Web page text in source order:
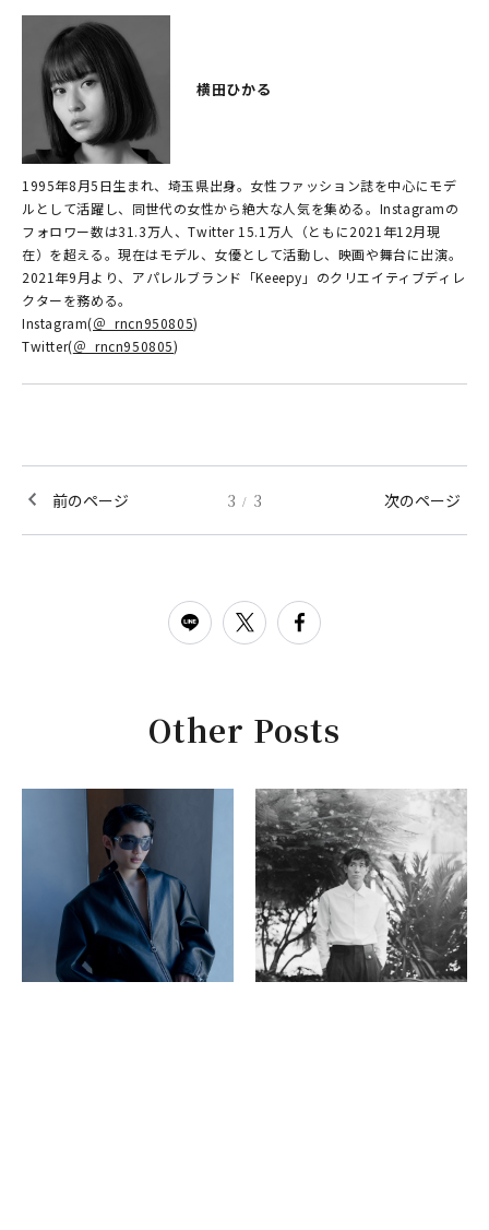
横田ひかる
1995年8月5日生まれ、埼玉県出身。女性ファッション誌を中心にモデ
ルとして活躍し、同世代の女性から絶大な人気を集める。Instagramの
フォロワー数は31.3万人、Twitter 15.1万人（ともに2021年12月現
在）を超える。現在はモデル、女優として活動し、映画や舞台に出演。
2021年9月より、アパレルブランド「Keeepy」のクリエイティブディレ
クターを務める。
Instagram(＠_rncn950805)
Twitter(＠_rncn950805)
前のページ 3 / 3 次のページ
Other Posts